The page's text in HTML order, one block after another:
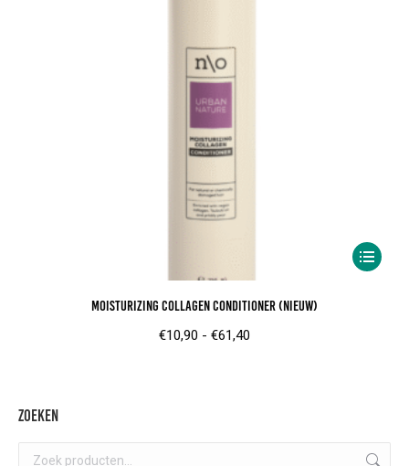
Dit
gekozen
Moisturizing Collagen Conditioner (nieuw)
€10,90 - €61,40
Zoeken